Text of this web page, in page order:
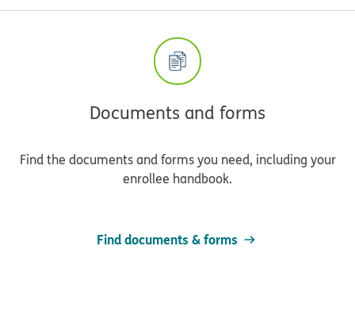
Documents and forms
Find the documents and forms you need, including your
enrollee handbook.
Find documents & forms